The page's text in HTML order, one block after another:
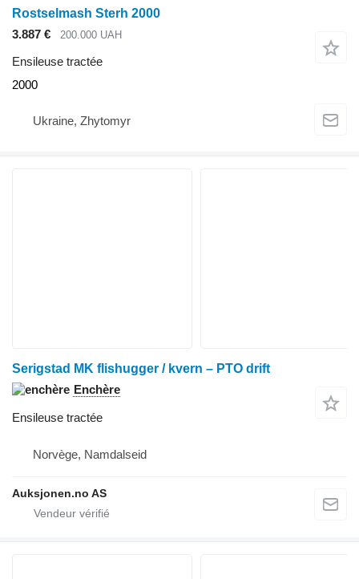
Rostselmash Sterh 2000
3.887 €
200.000 UAH
Ensileuse tractée
2000
Ukraine, Zhytomyr
Serigstad MK flishugger / kvern – PTO drift
Enchère
Ensileuse tractée
Norvège, Namdalseid
Auksjonen.no AS